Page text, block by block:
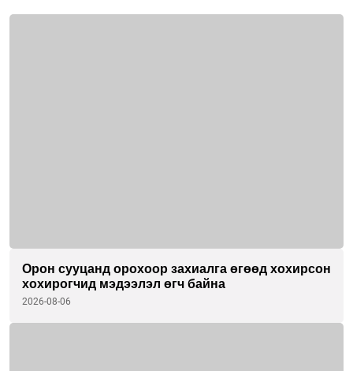
Орон сууцанд орохоор захиалга өгөөд хохирсон
хохирогчид мэдээлэл өгч байна
2026-08-06